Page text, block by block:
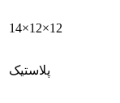
12×12×14
پلاستیک